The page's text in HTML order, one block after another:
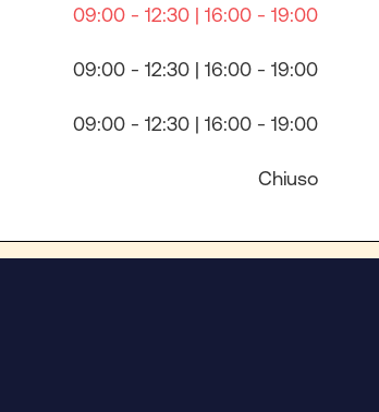
09:00 - 12:30 | 16:00 - 19:00
09:00 - 12:30 | 16:00 - 19:00
09:00 - 12:30 | 16:00 - 19:00
Chiuso